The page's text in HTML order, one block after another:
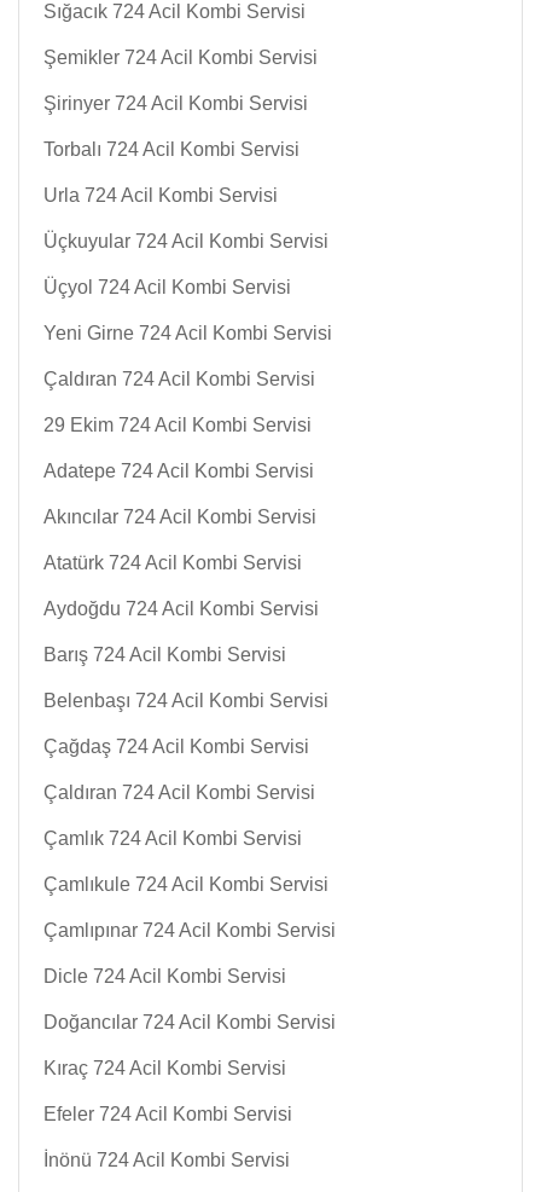
Sığacık 724 Acil Kombi Servisi
Şemikler 724 Acil Kombi Servisi
Şirinyer 724 Acil Kombi Servisi
Torbalı 724 Acil Kombi Servisi
Urla 724 Acil Kombi Servisi
Üçkuyular 724 Acil Kombi Servisi
Üçyol 724 Acil Kombi Servisi
Yeni Girne 724 Acil Kombi Servisi
Çaldıran 724 Acil Kombi Servisi
29 Ekim 724 Acil Kombi Servisi
Adatepe 724 Acil Kombi Servisi
Akıncılar 724 Acil Kombi Servisi
Atatürk 724 Acil Kombi Servisi
Aydoğdu 724 Acil Kombi Servisi
Barış 724 Acil Kombi Servisi
Belenbaşı 724 Acil Kombi Servisi
Çağdaş 724 Acil Kombi Servisi
Çaldıran 724 Acil Kombi Servisi
Çamlık 724 Acil Kombi Servisi
Çamlıkule 724 Acil Kombi Servisi
Çamlıpınar 724 Acil Kombi Servisi
Dicle 724 Acil Kombi Servisi
Doğancılar 724 Acil Kombi Servisi
Kıraç 724 Acil Kombi Servisi
Efeler 724 Acil Kombi Servisi
İnönü 724 Acil Kombi Servisi